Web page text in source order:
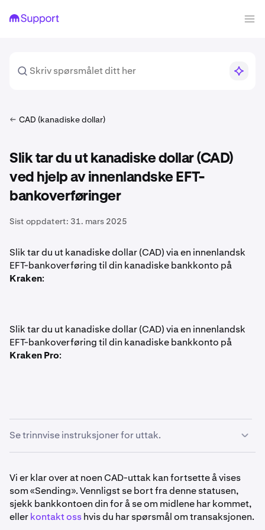
CAD (kanadiske dollar)
Slik tar du ut kanadiske dollar (CAD)
ved hjelp av innenlandske EFT-
bankoverføringer
Sist oppdatert: 31. mars 2025
Slik tar du ut kanadiske dollar (CAD) via en innenlandsk
EFT-bankoverføring til din kanadiske bankkonto på
Kraken:
Slik tar du ut kanadiske dollar (CAD) via en innenlandsk
EFT-bankoverføring til din kanadiske bankkonto på
Kraken Pro:
Se trinnvise instruksjoner for uttak.
Sjekk at kontoen din oppfyller kravene.
2 Naviger tilHjem-siden og klikk påTa ut-knappen.
3 Søk etterkanadiske dollar (CAD)og klikk på den.
Vi er klar over at noen CAD-uttak kan fortsette å vises
som «Sending». Vennligst se bort fra denne statusen,
sjekk bankkontoen din for å se om midlene har kommet,
ellerkontakt osshvis du har spørsmål om transaksjonen.